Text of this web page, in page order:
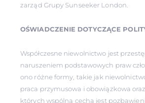
zarząd Grupy Sunseeker London.
OŚWIADCZENIE DOTYCZĄCE
Współczesne niewolnictwo jest
naruszeniem podstawowych praw
ono różne formy, takie jak
praca przymusowa i obowiązkowa
których wspólną cechą jest